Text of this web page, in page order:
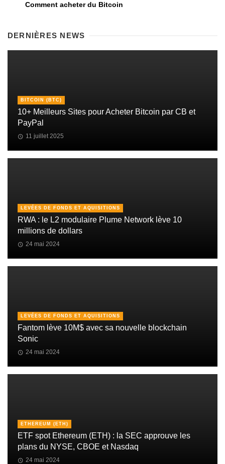
Comment acheter du Bitcoin
DERNIÈRES NEWS
BITCOIN (BTC)
10+ Meilleurs Sites pour Acheter Bitcoin par CB et
PayPal
11 juillet 2025
LEVÉES DE FONDS ET AQUISITIONS
RWA : le L2 modulaire Plume Network lève 10
millions de dollars
24 mai 2024
LEVÉES DE FONDS ET AQUISITIONS
Fantom lève 10M$ avec sa nouvelle blockchain
Sonic
24 mai 2024
ETHEREUM (ETH)
ETF spot Ethereum (ETH) : la SEC approuve les
plans du NYSE, CBOE et Nasdaq
24 mai 2024